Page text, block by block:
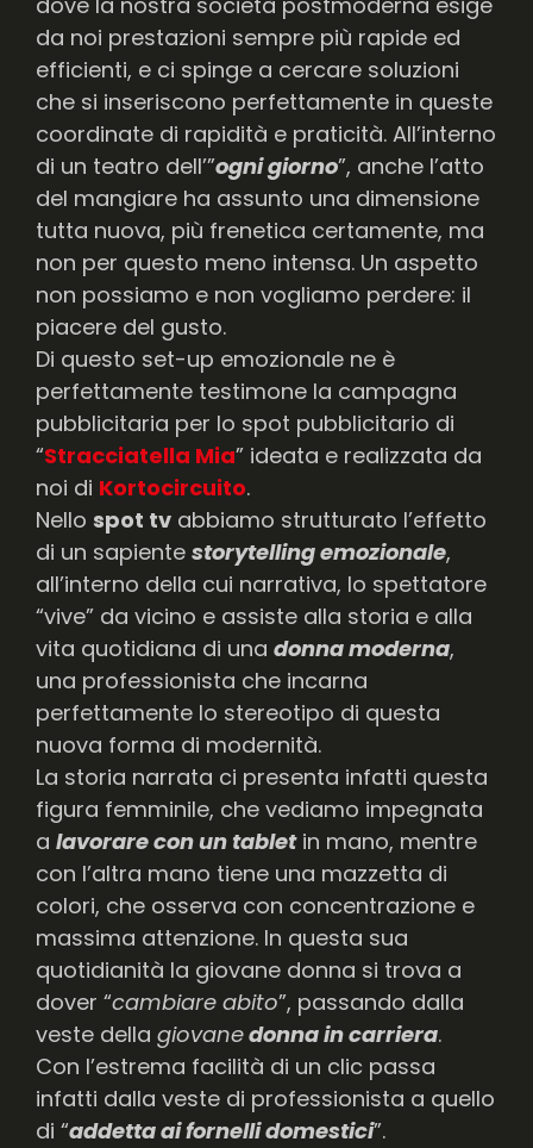
da noi prestazioni sempre più rapide ed
efficienti, e ci spinge a cercare soluzioni
che si inseriscono perfettamente in queste
coordinate di rapidità e praticità. All’interno
di un teatro dell’”ogni giorno”, anche l’atto
del mangiare ha assunto una dimensione
tutta nuova, più frenetica certamente, ma
non per questo meno intensa. Un aspetto
non possiamo e non vogliamo perdere: il
piacere del gusto.
Di questo set-up emozionale ne è
perfettamente testimone la campagna
pubblicitaria per lo spot pubblicitario di
“Stracciatella Mia” ideata e realizzata da
noi di Kortocircuito.
Nello spot tv abbiamo strutturato l’effetto
di un sapiente storytelling emozionale,
all’interno della cui narrativa, lo spettatore
“vive” da vicino e assiste alla storia e alla
vita quotidiana di una donna moderna,
una professionista che incarna
perfettamente lo stereotipo di questa
nuova forma di modernità.
La storia narrata ci presenta infatti questa
figura femminile, che vediamo impegnata
a lavorare con un tabletin mano, mentre
con l’altra mano tiene una mazzetta di
colori, che osserva con concentrazione e
massima attenzione. In questa sua
quotidianità la giovane donna si trova a
dover “cambiare abito”, passando dalla
veste della giovanedonna in carriera.
Con l’estrema facilità di un clic passa
infatti dalla veste di professionista a quello
di “addetta ai fornelli domestici”.